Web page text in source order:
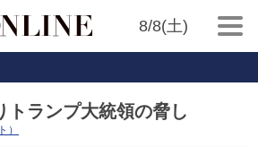
8/8(土)
トランプ大統領の脅し
）